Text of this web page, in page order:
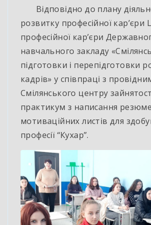
Відповідно до плану
розвитку професійної кар’єри
професійної кар’єри
навчального закладу
підготовки і перепідготовки
кадрів» у співпраці з
Смілянського центру
практикум з написання
мотиваційних листів для
професії “Кухар”.